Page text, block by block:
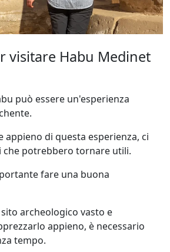
visitare Habu Medinet
può essere un'esperienza
appieno di questa esperienza, ci
che potrebbero tornare utili.
fare una buona
archeologico vasto e
appieno, è necessario
tempo.